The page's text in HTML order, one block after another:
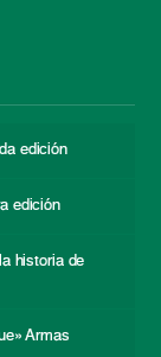
edición
edición
historia de
Armas